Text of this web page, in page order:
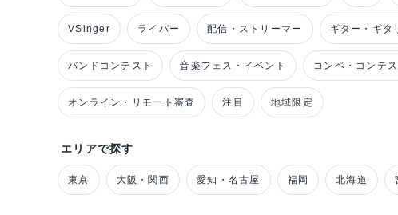
VSinger ライバー 配信・ストリーマー ギター・ギタ
バンドコンテスト 音楽フェス・イベント コンペ・コンテス
オンライン・リモート審査 注目 地域限定
エリアで探す
東京 大阪・関西 愛知・名古屋 福岡 北海道